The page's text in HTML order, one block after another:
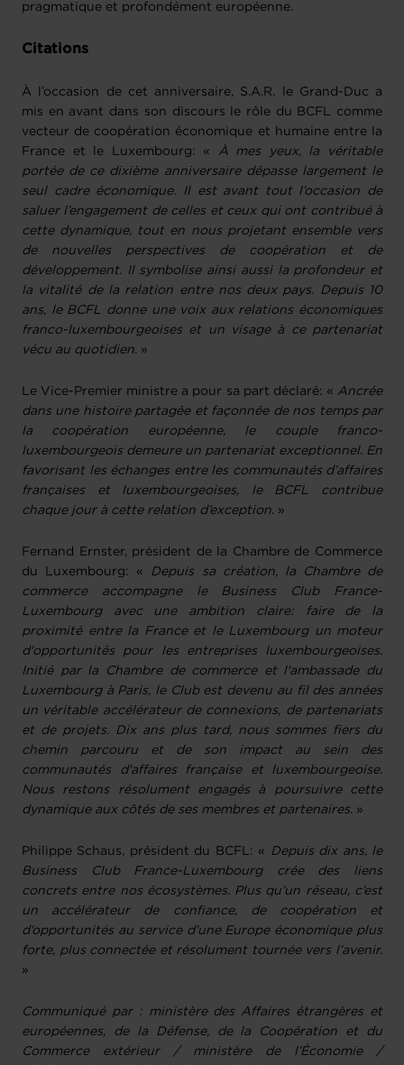
pragmatique et profondément européenne.
Citations
À l’occasion de cet anniversaire, S.A.R. le Grand-Duc a
mis en avant dans son discours le rôle du BCFL comme
vecteur de coopération économique et humaine entre la
France et le Luxembourg: «
À mes yeux, la véritable
portée de ce dixième anniversaire dépasse largement le
seul cadre économique. Il est avant tout l’occasion de
saluer l’engagement de celles et ceux qui ont contribué à
cette dynamique, tout en nous projetant ensemble vers
de nouvelles perspectives de coopération et de
développement. Il symbolise ainsi aussi la profondeur et
la vitalité de la relation entre nos deux pays. Depuis 10
ans, le BCFL donne une voix aux relations économiques
franco-luxembourgeoises et un visage à ce partenariat
vécu au quotidien. »
Le Vice-Premier ministre a pour sa part déclaré: « Ancrée
dans une histoire partagée et façonnée de nos temps par
la coopération européenne, le couple franco-
luxembourgeois demeure un partenariat exceptionnel. En
favorisant les échanges entre les communautés d’affaires
françaises et luxembourgeoises, le BCFL contribue
chaque jour à cette relation d’exception. »
Fernand Ernster, président de la Chambre de Commerce
du Luxembourg: «
Depuis sa création, la Chambre de
commerce accompagne le Business Club France-
Luxembourg avec une ambition claire: faire de la
proximité entre la France et le Luxembourg un moteur
d'opportunités pour les entreprises luxembourgeoises.
Initié par la Chambre de commerce et l'ambassade du
Luxembourg à Paris, le Club est devenu au fil des années
un véritable accélérateur de connexions, de partenariats
et de projets. Dix ans plus tard, nous sommes fiers du
chemin parcouru et de son impact au sein des
communautés d'affaires française et luxembourgeoise.
Nous restons résolument engagés à poursuivre cette
dynamique aux côtés de ses membres et partenaires. »
Philippe Schaus, président du BCFL: «
Depuis dix ans, le
Business Club France-Luxembourg crée des liens
concrets entre nos écosystèmes. Plus qu’un réseau, c’est
un accélérateur de confiance, de coopération et
d’opportunités au service d’une Europe économique plus
forte, plus connectée et résolument tournée vers l’avenir.
»
Communiqué par : ministère des Affaires étrangères et
européennes, de la Défense, de la Coopération et du
Commerce extérieur / ministère de l’Économie /